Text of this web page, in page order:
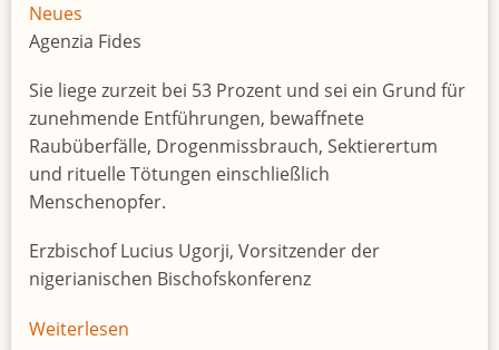
Neues
Agenzia Fides
Sie liege zurzeit bei 53 Prozent und sei ein Grund für
zunehmende Entführungen, bewaffnete
Raubüberfälle, Drogenmissbrauch, Sektierertum
und rituelle Tötungen einschließlich
Menschenopfer.
Erzbischof Lucius Ugorji, Vorsitzender der
nigerianischen Bischofskonferenz
Weiterlesen